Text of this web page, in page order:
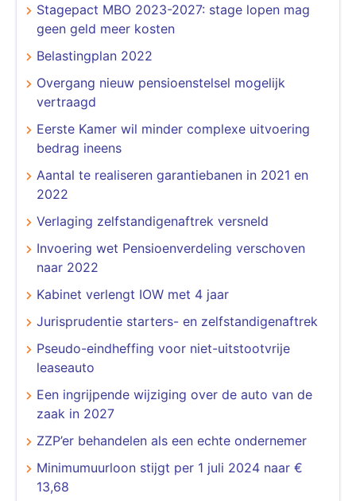
Stagepact MBO 2023-2027: stage lopen mag
geen geld meer kosten
Belastingplan 2022
Overgang nieuw pensioenstelsel mogelijk
vertraagd
Eerste Kamer wil minder complexe uitvoering
bedrag ineens
Aantal te realiseren garantiebanen in 2021 en
2022
Verlaging zelfstandigenaftrek versneld
Invoering wet Pensioenverdeling verschoven
naar 2022
Kabinet verlengt IOW met 4 jaar
Jurisprudentie starters- en zelfstandigenaftrek
Pseudo-eindheffing voor niet-uitstootvrije
leaseauto
Een ingrijpende wijziging over de auto van de
zaak in 2027
ZZP’er behandelen als een echte ondernemer
Minimumuurloon stijgt per 1 juli 2024 naar €
13,68